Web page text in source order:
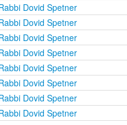
Dovid Spetner
Dovid Spetner
Dovid Spetner
Dovid Spetner
Dovid Spetner
Dovid Spetner
Dovid Spetner
Dovid Spetner